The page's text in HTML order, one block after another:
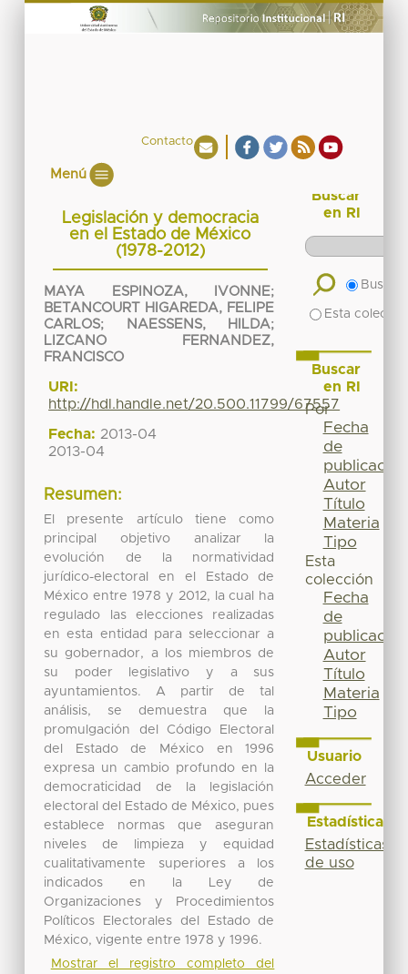
Contacto
Menú
Legislación y democracia
en el Estado de México
(1978-2012)
MAYA ESPINOZA, IVONNE;
BETANCOURT HIGAREDA, FELIPE
CARLOS; NAESSENS, HILDA;
LIZCANO FERNANDEZ,
FRANCISCO
URI:
http://hdl.handle.net/20.500.11799/67557
Fecha: 2013-04
2013-04
Resumen:
El presente artículo tiene como
principal objetivo analizar la
evolución de la normatividad
jurídico-electoral en el Estado de
México entre 1978 y 2012, la cual ha
regulado las elecciones realizadas
en esta entidad para seleccionar a
su gobernador, a los miembros de
su poder legislativo y a sus
ayuntamientos. A partir de tal
análisis, se demuestra que la
promulgación del Código Electoral
del Estado de México en 1996
expresa un cambio profundo en la
democraticidad de la legislación
electoral del Estado de México, pues
establece normas que aseguran
niveles de limpieza y equidad
cualitativamente superiores a los
indicados en la Ley de
Organizaciones y Procedimientos
Políticos Electorales del Estado de
México, vigente entre 1978 y 1996.
Mostrar el registro completo del
Buscar
en RI
Buscar
Esta
Buscar
en RI
Por
Fecha
de
publicación
Autor
Título
Materia
Tipo
Esta
colección
Fecha
de
publicación
Autor
Título
Materia
Tipo
Usuario
Acceder
Estadísticas
Estadísticas
de uso